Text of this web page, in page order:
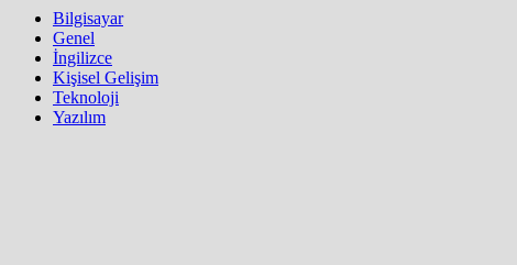
Bilgisayar
Genel
İngilizce
Kişisel Gelişim
Teknoloji
Yazılım